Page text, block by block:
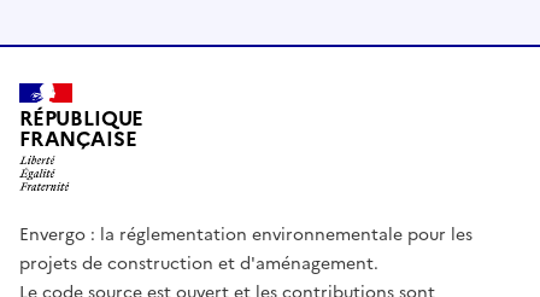
RÉPUBLIQUE
FRANÇAISE
Envergo : la réglementation environnementale pour les
projets de construction et d'aménagement.